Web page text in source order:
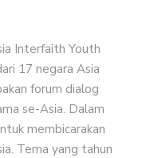
Interfaith Youth
17 negara Asia
forum dialog
se-Asia. Dalam
membicarakan
Tema yang tahun